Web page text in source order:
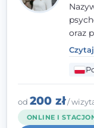
oraz
w
chcą
od 200 zł/
ONLINE I